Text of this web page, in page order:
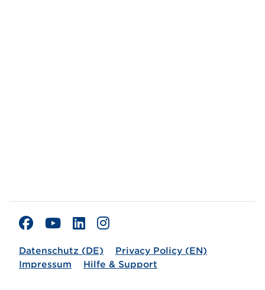
Datenschutz (DE)
Privacy Policy (EN)
Impressum
Hilfe & Support